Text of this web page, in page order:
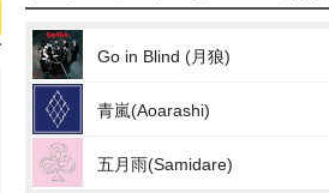
Go in Blind (月狼)
青嵐(Aoarashi)
五月雨(Samidare)